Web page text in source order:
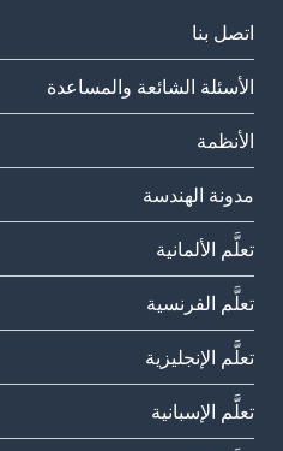
اتصل بنا
الأسئلة الشائعة والمساعدة
الأنظمة
مدونة الهندسة
تعلَّم الألمانية
تعلَّم الفرنسية
تعلَّم الإنجليزية
تعلَّم الإسبانية